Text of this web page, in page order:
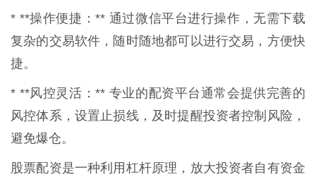
* **操作便捷：** 通过微信平台进行操作，无需下载
复杂的交易软件，随时随地都可以进行交易，方便快
捷。
* **风控灵活：** 专业的配资平台通常会提供完善的
风控体系，设置止损线，及时提醒投资者控制风险，
避免爆仓。
股票配资是一种利用杠杆原理，放大投资者自有资金